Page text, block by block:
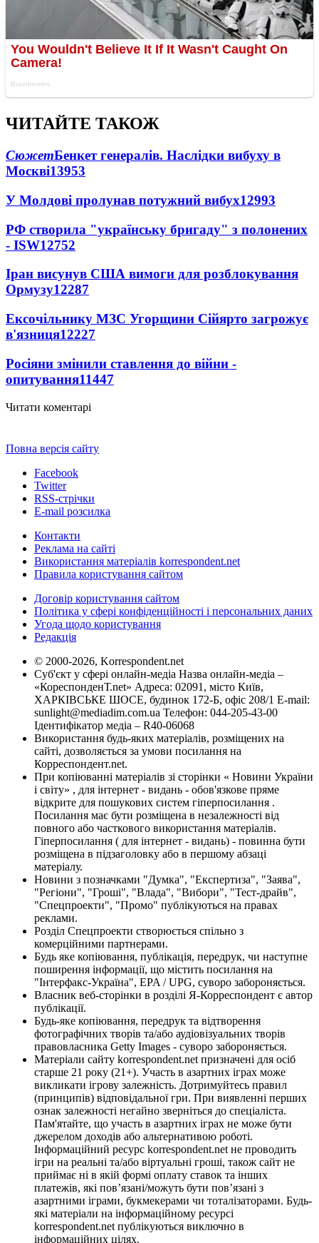
ЧИТАЙТЕ ТАКОЖ
СюжетБенкет генералів. Наслідки вибуху в
Москві13953
У Молдові пролунав потужний вибух12993
РФ створила "українську бригаду" з полонених
- ISW12752
Іран висунув США вимоги для розблокування
Ормузу12287
Ексочільнику МЗС Угорщини Сійярто загрожує
в'язниця12227
Росіяни змінили ставлення до війни -
опитування11447
Читати коментарі
Повна версія сайту
Facebook
Twitter
RSS-стрічки
E-mail розсилка
Контакти
Реклама на сайті
Використання матеріалів korrespondent.net
Правила користування сайтом
Договір користування сайтом
Політика у сфері конфіденційності і персональних даних
Угода щодо користування
Редакція
© 2000-2026, Korrespondent.net
Суб'єкт у сфері онлайн-медіа Назва онлайн-медіа –
«КореспонденТ.net» Адреса: 02091, місто Київ,
ХАРКІВСЬКЕ ШОСЕ, будинок 172-Б, офіс 208/1 E-mail:
sunlight@mediadim.com.ua Телефон: 044-205-43-00
Ідентифікатор медіа – R40-06068
Використання будь-яких матеріалів, розміщених на
сайті, дозволяється за умови посилання на
Корреспондент.net.
При копіюванні матеріалів зі сторінки « Новини України
і світу» , для інтернет - видань - обов'язкове пряме
відкрите для пошукових систем гіперпосилання .
Посилання має бути розміщена в незалежності від
повного або часткового використання матеріалів.
Гіперпосилання ( для інтернет - видань) - повинна бути
розміщена в підзаголовку або в першому абзаці
матеріалу.
Новини з позначками "Думка", "Експертиза", "Заява",
"Регіони", "Гроші", "Влада", "Вибори", "Тест-драйв",
"Спецпроекти", "Промо" публікуються на правах
реклами.
Розділ Спецпроекти створюється спільно з
комерційними партнерами.
Будь яке копіювання, публікація, передрук, чи наступне
поширення інформації, що містить посилання на
"Інтерфакс-Україна", EPA / UPG, суворо забороняється.
Власник веб-сторінки в розділі Я-Корреспондент є автор
публікації.
Будь-яке копіювання, передрук та відтворення
фотографічних творів та/або аудіовізуальних творів
правовласника Getty Images - суворо забороняється.
Матеріали сайту korrespondent.net призначені для осіб
старше 21 року (21+). Участь в азартних іграх може
викликати ігрову залежність. Дотримуйтесь правил
(принципів) відповідальної гри. При виявленні перших
ознак залежності негайно зверніться до спеціаліста.
Пам'ятайте, що участь в азартних іграх не може бути
джерелом доходів або альтернативою роботі.
Інформаційний ресурс korrespondent.net не проводить
ігри на реальні та/або віртуальні гроші, також сайт не
приймає ні в якій формі оплату ставок та інших
платежів, які пов’язані/можуть бути пов’язані з
азартними іграми, букмекерами чи тоталізаторами. Будь-
які матеріали на інформаційному ресурсі
korrespondent.net публікуються виключно в
інформаційних цілях.